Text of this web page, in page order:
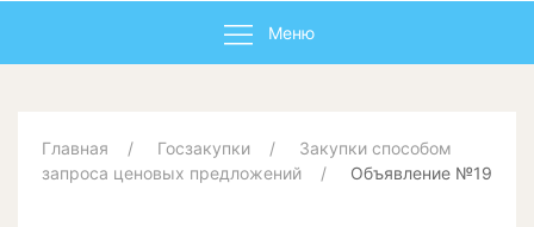
Меню
Главная Госзакупки
Закупки способом
запроса ценовых предложений
Объявление №19